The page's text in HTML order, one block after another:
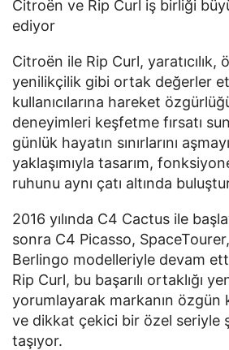
Citroën ve Rip Curl iş birliği
ediyor
Citroën ile Rip Curl, yaratıcılık,
yenilikçilik gibi ortak değerler
kullanıcılarına hareket
deneyimleri keşfetme fırsatı
günlük hayatın sınırlarını
yaklaşımıyla tasarım,
ruhunu aynı çatı altında
2016 yılında C4 Cactus ile
sonra C4 Picasso,
Berlingo modelleriyle devam
Rip Curl, bu başarılı ortaklığı
yorumlayarak markanın özgün
ve dikkat çekici bir özel seriyle
taşıyor.